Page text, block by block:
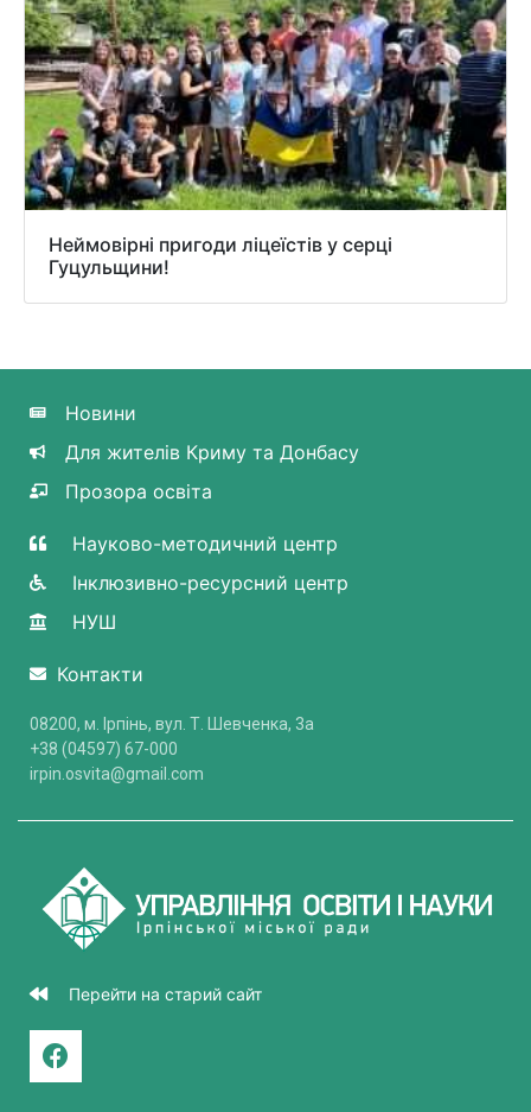
Неймовірні пригоди ліцеїстів у серці
Гуцульщини!
Новини
Для жителів Криму та Донбасу
Прозора освіта
Науково-методичний центр
Інклюзивно-ресурсний центр
НУШ
Контакти
08200, м. Ірпінь, вул. Т. Шевченка, 3a
+38 (04597) 67-000
irpin.osvita@gmail.com
Перейти на старий сайт